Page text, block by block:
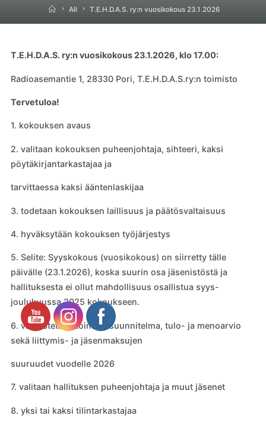
Home
All T.E.H.D.A.S. ry:n vuosikokous 23.1.2026
T.E.H.D.A.S. ry:n vuosikokous 23.1.2026, klo 17.00:
Radioasemantie 1, 28330 Pori, T.E.H.D.A.S.ry:n toimisto
Tervetuloa!
1. kokouksen avaus
2. valitaan kokouksen puheenjohtaja, sihteeri, kaksi
pöytäkirjantarkastajaa ja
tarvittaessa kaksi ääntenlaskijaa
3. todetaan kokouksen laillisuus ja päätösvaltaisuus
4. hyväksytään kokouksen työjärjestys
5. Selite: Syyskokous (vuosikokous) on siirretty tälle
päivälle (23.1.2026), koska suurin osa jäsenistöstä ja
hallituksesta ei ollut mahdollisuus osallistua syys-
joulukuussa 2025 kokoukseen.
6. vahvistetaan toimintasuunnitelma, tulo- ja menoarvio
sekä liittymis- ja jäsenmaksujen
suuruudet vuodelle 2026
7. valitaan hallituksen puheenjohtaja ja muut jäsenet
8. yksi tai kaksi tilintarkastajaa